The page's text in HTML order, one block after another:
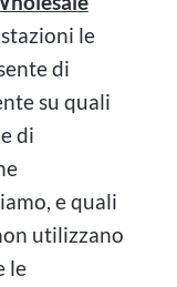
le
di
su quali
di
e quali
utilizzano
le